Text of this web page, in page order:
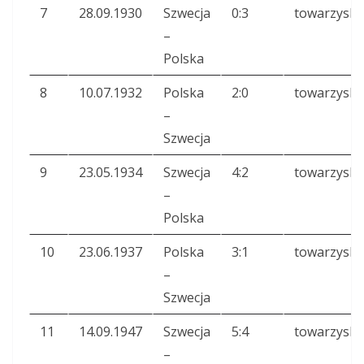
7 28.09.1930
Szwecja
–
Polska
0:3 towarzyski
8 10.07.1932
Polska
–
Szwecja
2:0 towarzyski
9 23.05.1934
Szwecja
–
Polska
4:2 towarzyski
10 23.06.1937
Polska
–
Szwecja
3:1 towarzyski
11 14.09.1947
Szwecja
–
5:4 towarzyski